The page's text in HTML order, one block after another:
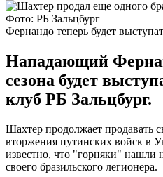
Фото: РБ Зальцбург
Фернандо теперь будет
Нападающий
сезона будет
клуб РБ Зальцбург.
Шахтер продолжает продавать
вторжения путинских войск в
известно, что "горняки" нашли
своего бразильского легионера.